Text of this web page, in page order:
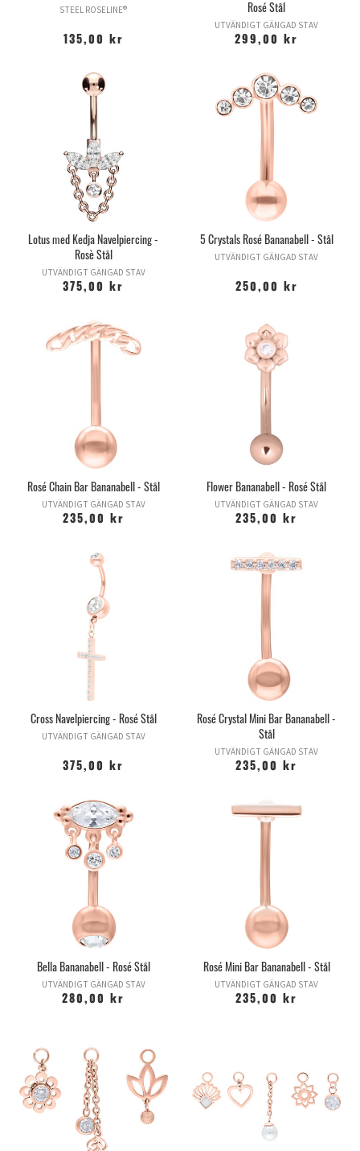
STEEL ROSELINE®
135,00 kr
Rosé Stål
UTVÄNDIGT GÄNGAD STAV
299,00 kr
Lotus med Kedja Navelpiercing -
Rosè Stål
UTVÄNDIGT GÄNGAD STAV
375,00 kr
5 Crystals Rosé Bananabell - Stål
UTVÄNDIGT GÄNGAD STAV
250,00 kr
Rosé Chain Bar Bananabell - Stål
UTVÄNDIGT GÄNGAD STAV
235,00 kr
Flower Bananabell - Rosé Stål
UTVÄNDIGT GÄNGAD STAV
235,00 kr
Cross Navelpiercing - Rosé Stål
UTVÄNDIGT GÄNGAD STAV
375,00 kr
Rosé Crystal Mini Bar Bananabell -
Stål
UTVÄNDIGT GÄNGAD STAV
235,00 kr
Bella Bananabell - Rosé Stål
UTVÄNDIGT GÄNGAD STAV
280,00 kr
Rosé Mini Bar Bananabell - Stål
UTVÄNDIGT GÄNGAD STAV
235,00 kr